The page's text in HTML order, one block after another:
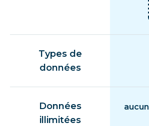
Types de
données
Données
illimitées